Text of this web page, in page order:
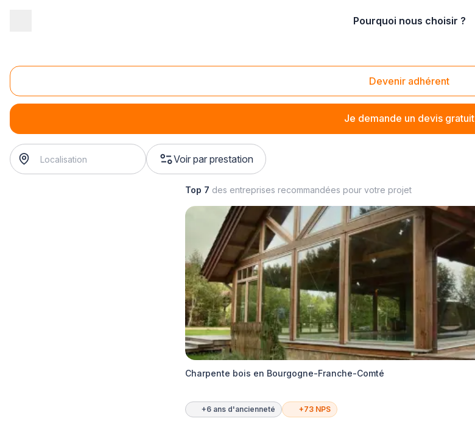
Pourquoi nous choisir ?
Devenir adhérent
Je demande un devis gratuit
Vente de charpente fermette
vente de charpente fermette
Voir par prestation
Top 7 des entreprises recommandées pour votre projet
Charpente bois en Bourgogne-Franche-Comté
+6 ans d'ancienneté +73 NPS